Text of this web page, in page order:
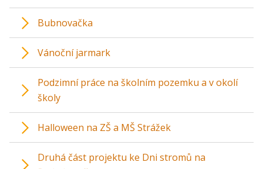
Bubnovačka
Vánoční jarmark
Podzimní práce na školním pozemku a v okolí
školy
Halloween na ZŠ a MŠ Strážek
Druhá část projektu ke Dni stromů na